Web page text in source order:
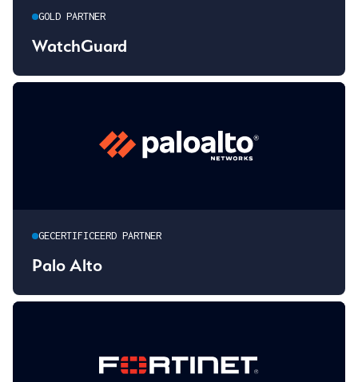
GOLD PARTNER
WatchGuard
GECERTIFICEERD PARTNER
Palo Alto